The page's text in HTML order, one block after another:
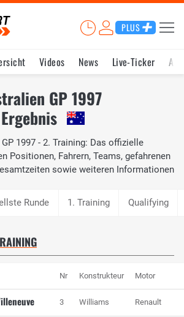
PLUS
Videos News Live-Ticker
GP 1997
1997 - 2. Training: Das offizielle
Positionen, Fahrern, Teams, gefahrenen
sowie weiteren Informationen
Runde 1. Training Qualifying
Nr Konstrukteur Motor
3 Williams Renault